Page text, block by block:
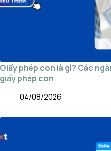
Giấy phép con là gì? Các
giấy phép con
04/08/2026